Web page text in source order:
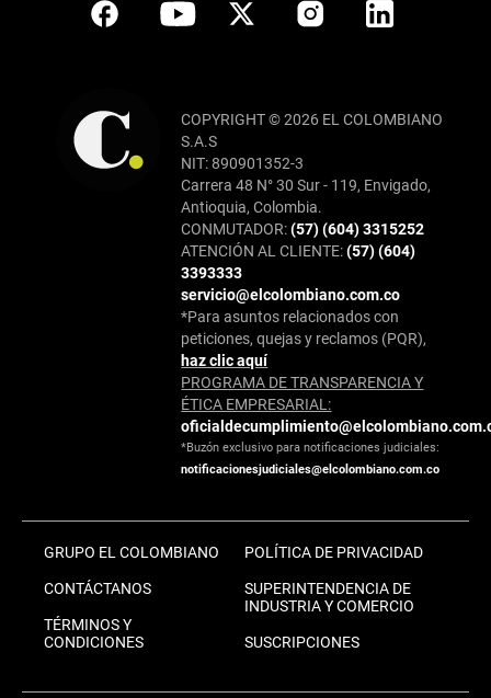
COPYRIGHT © 2026 EL COLOMBIANO
S.A.S
NIT: 890901352-3
Carrera 48 N° 30 Sur - 119, Envigado,
Antioquia, Colombia.
CONMUTADOR:(57) (604) 3315252
ATENCIÓN AL CLIENTE:(57) (604)
3393333
servicio@elcolombiano.com.co
*Para asuntos relacionados con
peticiones, quejas y reclamos (PQR),
haz clic aquí
PROGRAMA DE TRANSPARENCIA Y
ÉTICA EMPRESARIAL:
*Buzón exclusivo para notificaciones judiciales:
notificacionesjudiciales@elcolombiano.com.co
GRUPO EL COLOMBIANO
CONTÁCTANOS
TÉRMINOS Y
CONDICIONES
POLÍTICA DE PRIVACIDAD
SUPERINTENDENCIA DE
INDUSTRIA Y COMERCIO
SUSCRIPCIONES